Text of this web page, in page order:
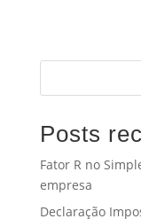
Posts
Fator R no
empresa
Declaração